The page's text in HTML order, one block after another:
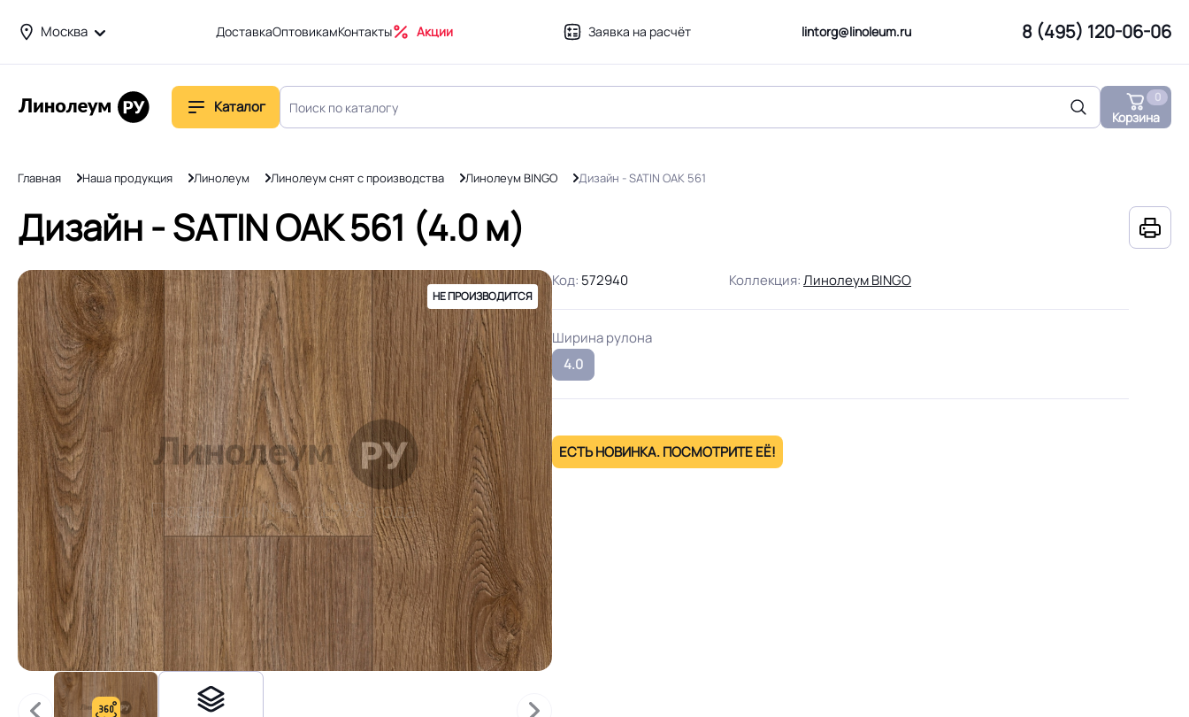
Москва ДоставкаОптовикамКонтакты Акции Заявка на расчёт lintorg@linoleum.ru 8 (495) 120-06-06
Каталог
Корзина
0
Главная Наша продукция Линолеум Линолеум снят с производства Линолеум BINGO Дизайн - SATIN OAK 561
Дизайн - SATIN OAK 561 (4.0 м)
НЕ ПРОИЗВОДИТСЯ
Код: 572940 Коллекция:Линолеум BINGO
Ширина рулона
4.0
ЕСТЬ НОВИНКА. ПОСМОТРИТЕ ЕЁ!